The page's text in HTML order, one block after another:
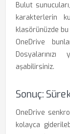
Bulut
karakterlerin
klasörünüzde
OneDrive
aşabilirsiniz.
Sonuç:
OneDrive
kolayca